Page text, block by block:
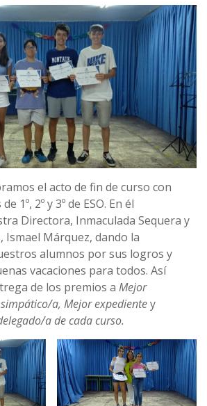
el acto de fin de curso con
1º, 2º y 3º de ESO. En él
Directora, Inmaculada Sequera y
Ismael Márquez, dando la
alumnos por sus logros y
vacaciones para todos. Así
de los premios a Mejor
a, Mejor expedientey
a de cada curso.